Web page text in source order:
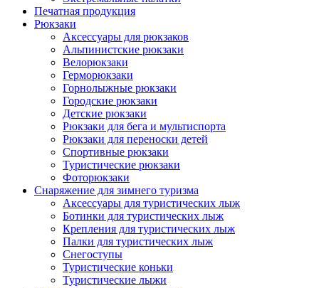
Печатная продукция
Рюкзаки
Аксессуары для рюкзаков
Альпинистские рюкзаки
Велорюкзаки
Герморюкзаки
Горнолыжные рюкзаки
Городские рюкзаки
Детские рюкзаки
Рюкзаки для бега и мультиспорта
Рюкзаки для переноски детей
Спортивные рюкзаки
Туристические рюкзаки
Фоторюкзаки
Снаряжение для зимнего туризма
Аксессуары для туристических лыж
Ботинки для туристических лыж
Крепления для туристических лыж
Палки для туристических лыж
Снегоступы
Туристические коньки
Туристические лыжи